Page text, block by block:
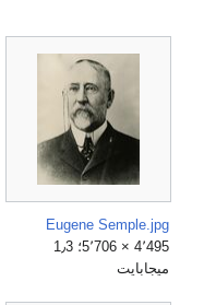
Eugene Semple.jpg
4٬495 × 5٬706؛ 1٫3
ميجابايت